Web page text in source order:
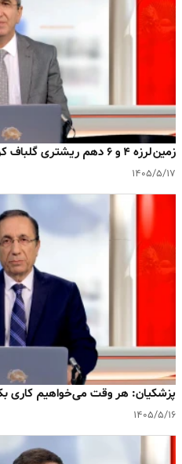
زمین‌لرزه ۴ و ۶ دهم ریشتری گلباف کرمان را لرزاند
۱۴۰۵/۵/۱۷
پزشکیان: هر وقت می‌خواهیم کاری
۱۴۰۵/۵/۱۶